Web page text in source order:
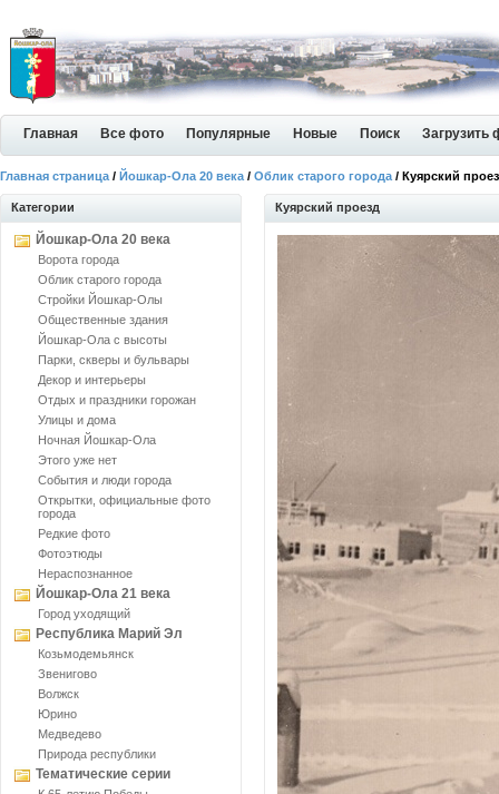
Главная Все фото Популярные Новые Поиск Загрузить
Главная страница / Йошкар-Ола 20 века / Облик старого города / Куярский
Категории
Йошкар-Ола 20 века
Ворота города
Облик старого города
Стройки Йошкар-Олы
Общественные здания
Йошкар-Ола с высоты
Парки, скверы и бульвары
Декор и интерьеры
Отдых и праздники горожан
Улицы и дома
Ночная Йошкар-Ола
Этого уже нет
События и люди города
Открытки, официальные фото
города
Редкие фото
Фотоэтюды
Нераспознанное
Йошкар-Ола 21 века
Город уходящий
Республика Марий Эл
Козьмодемьянск
Звенигово
Волжск
Юрино
Медведево
Природа республики
Тематические серии
Куярский проезд